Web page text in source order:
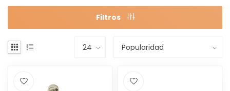
Filtros